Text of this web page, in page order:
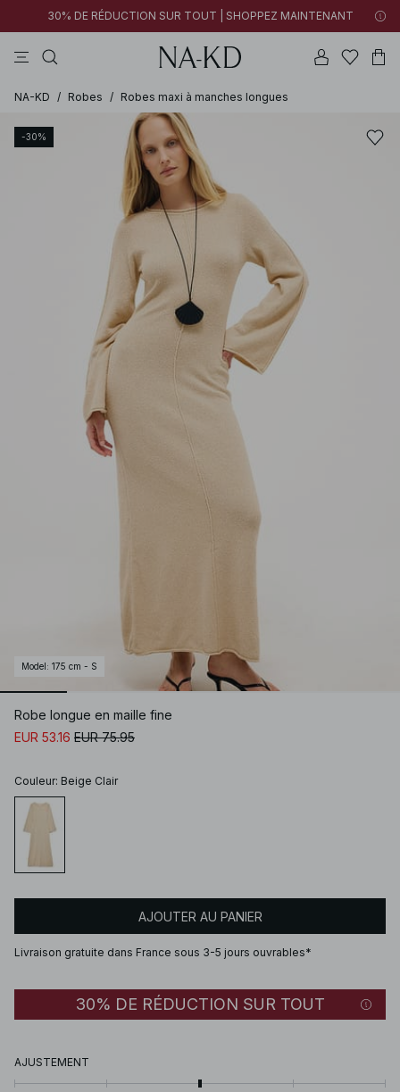
30% DE RÉDUCTION SUR TOUT | SHOPPEZ MAINTENANT
NA-KD / Robes / Robes maxi à manches longues
-30%
Model : 175 cm - S
Robe longue en maille fine
EUR 53.16 EUR 75.95
Couleur: Beige Clair
AJOUTER AU PANIER
Livraison gratuite dans France sous 3-5 jours ouvrables*
30% DE RÉDUCTION SUR TOUT
AJUSTEMENT